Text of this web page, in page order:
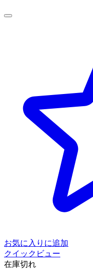
お気に入りに追加
クイックビュー
在庫切れ